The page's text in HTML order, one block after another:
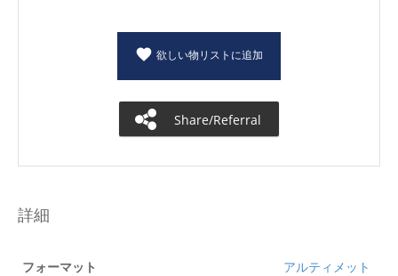
欲しい物リストに追加
Share/Referral
詳細
フォーマット アルティメット